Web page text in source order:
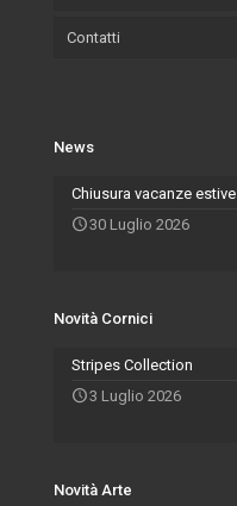
Certificazioni
Quadri
Wallpaper
Eventi e Fiere
Novità Arte
Contatti
News
Chiusura vacanze estive
30 Luglio 2026
Novità Cornici
Stripes Collection
3 Luglio 2026
Novità Arte